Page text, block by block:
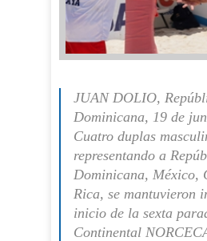
JUAN DOLIO,
Dominicana, 19 de
Cuatro duplas
representando a
Dominicana, México,
Rica, se mantuvieron
inicio de la sexta
Continental